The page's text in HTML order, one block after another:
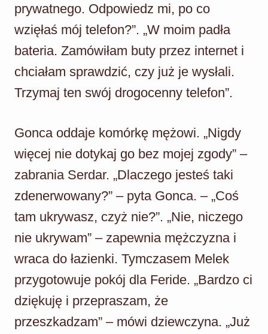
prywatnego. Odpowiedz mi, po co
wzięłaś mój telefon?”. „W moim padła
bateria. Zamówiłam buty przez internet i
chciałam sprawdzić, czy już je wysłali.
Trzymaj ten swój drogocenny telefon”.
Gonca oddaje komórkę mężowi. „Nigdy
więcej nie dotykaj go bez mojej zgody” –
zabrania Serdar. „Dlaczego jesteś taki
zdenerwowany?” – pyta Gonca. – „Coś
tam ukrywasz, czyż nie?”. „Nie, niczego
nie ukrywam” – zapewnia mężczyzna i
wraca do łazienki. Tymczasem Melek
przygotowuje pokój dla Feride. „Bardzo ci
dziękuję i przepraszam, że
przeszkadzam” – mówi dziewczyna. „Już